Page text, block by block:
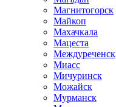
Магнитогорск
Майкоп
Махачкала
Мацеста
Междуреченск
Миасс
Мичуринск
Можайск
Мурманск